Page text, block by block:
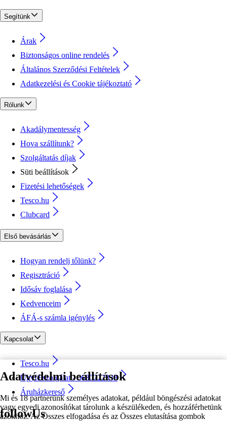
Adatvédelmi beállítások
Mi és 18 partnerünk személyes adatokat, például böngészési adatokat
vagy egyedi azonosítókat tárolunk a készülékeden, és hozzáférhetünk
azokhoz. Az Összes elfogadása és az Összes elutasítása gombok
Segítünk
Árak
Biztonságos online rendelés
Általános Szerződési Feltételek
Adatkezelési és Cookie tájékoztató
Rólunk
Akadálymentesség
Hova szállítunk?
Szolgáltatás díjak
Süti beállítások
Fizetési lehetőségek
Tesco.hu
Clubcard
Első bevásárlás
Hogyan rendelj tőlünk?
Regisztráció
Idősáv foglalása
Kedvenceim
ÁFÁ-s számla igénylés
Kapcsolat
Tesco.hu
Ügyfélszolgálat - 0680222333
Áruházkereső
followUs